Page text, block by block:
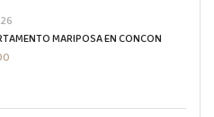
MARIPOSA EN CONCON